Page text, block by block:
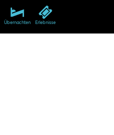
Übernachten Erlebnisse